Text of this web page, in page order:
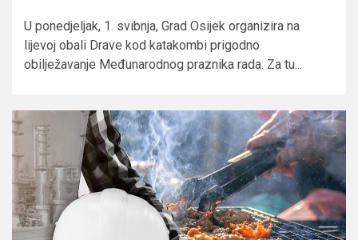
U ponedjeljak, 1. svibnja, Grad Osijek organizira na
lijevoj obali Drave kod katakombi prigodno
obilježavanje Međunarodnog praznika rada. Za tu...